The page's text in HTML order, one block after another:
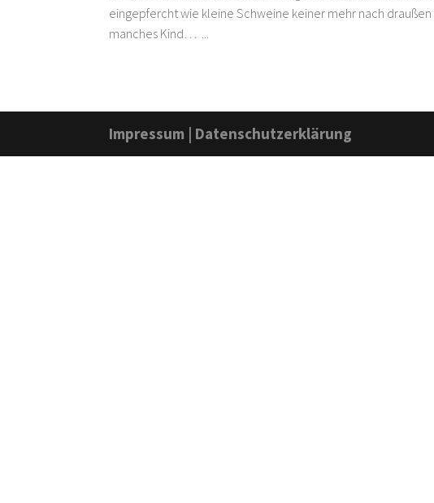
eingepfercht wie kleine Schweine keiner mehr nach draußen
manches Kind… ...
Impressum | Datenschutzerklärung